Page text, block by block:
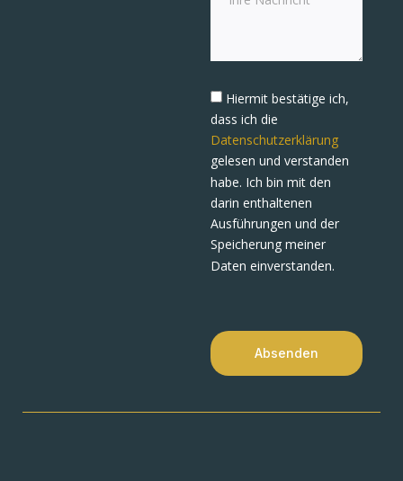
Hiermit bestätige ich,
dass ich die
Datenschutzerklärung
gelesen und verstanden
habe. Ich bin mit den
darin enthaltenen
Ausführungen und der
Speicherung meiner
Daten einverstanden.
Absenden